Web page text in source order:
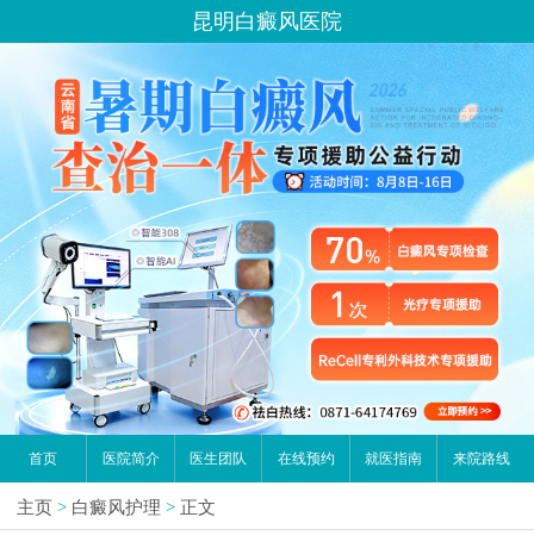
昆明白癜风医院
首页 医院简介 医生团队 在线预约 就医指南 来院路线
主页 > 白癜风护理 > 正文